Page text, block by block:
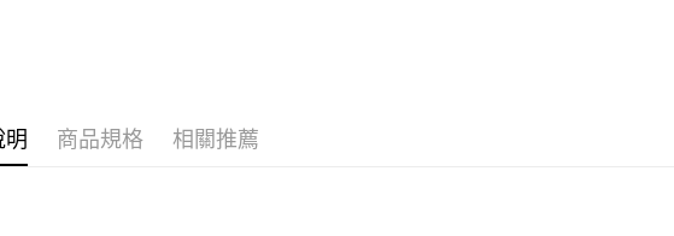
明 商品規格 相關推薦